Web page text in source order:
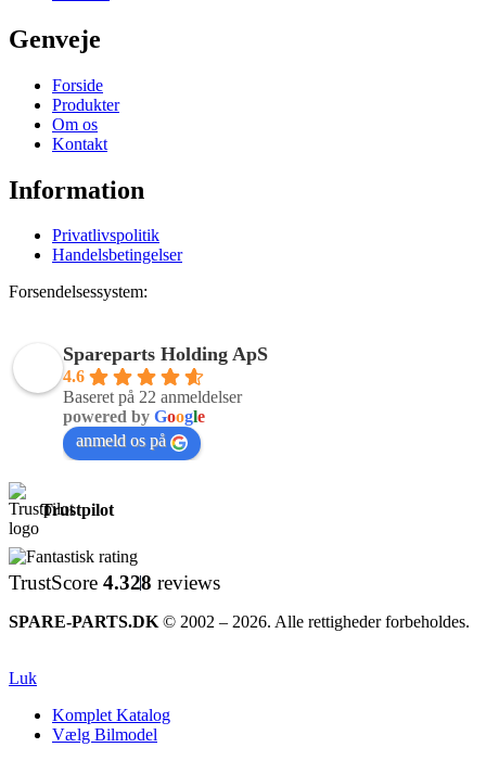
Genveje
Forside
Produkter
Om os
Kontakt
Information
Privatlivspolitik
Handelsbetingelser
Forsendelsessystem:
Spareparts Holding ApS
4.6
Baseret på 22 anmeldelser
powered by Google
anmeld os på
Trustpilot
TrustScore 4.328 reviews
SPARE-PARTS.DK © 2002 – 2026. Alle rettigheder forbeholdes.
Luk
Komplet Katalog
Vælg Bilmodel